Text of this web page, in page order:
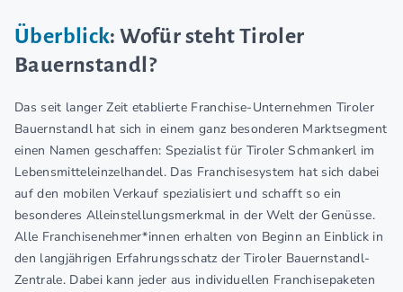
Überblick: Wofür steht Tiroler
Bauernstandl?
Das seit langer Zeit etablierte Franchise-Unternehmen Tiroler
Bauernstandl hat sich in einem ganz besonderen Marktsegment
einen Namen geschaffen: Spezialist für Tiroler Schmankerl im
Lebensmitteleinzelhandel. Das Franchisesystem hat sich dabei
auf den mobilen Verkauf spezialisiert und schafft so ein
besonderes Alleinstellungsmerkmal in der Welt der Genüsse.
Alle Franchisenehmer*innen erhalten von Beginn an Einblick in
den langjährigen Erfahrungsschatz der Tiroler Bauernstandl-
Zentrale. Dabei kann jeder aus individuellen Franchisepaketen